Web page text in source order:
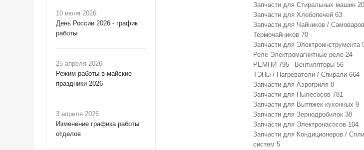
10 июня 2026
День России 2026 - график
работы
25 апреля 2026
Режим работы в майские
праздники 2026
3 апреля 2026
Изменение графика работы
отделов
Запчасти для Стиральных машин
Запчасти для Хлебопечей 63
Запчасти для Чайников /
Термочайников 70
Запчасти для Электроинструмента
Реле Электромагнитные реле 24
РЕМНИ 795 Вентиляторы 56
ТЭНы / Нагреватели / Спирали 664
Запчасти для Аэрогриля 8
Запчасти для Пылесосов 781
Запчасти для Вытяжек кухонных 9
Запчасти для Зернодробилок 38
Запчасти для Электронасосов 104
Запчасти для Кондиционеров /
систем 5